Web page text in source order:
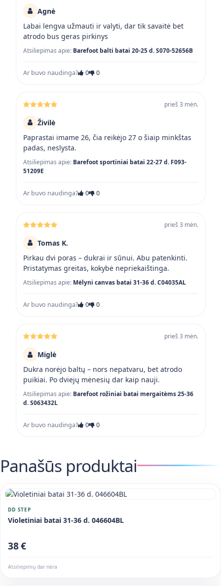
Agnė
Labai lengva užmauti ir valyti, dar tik savaitė bet
atrodo bus geras pirkinys
Atsiliepimas apie: Barefoot balti batai 20-25 d. S070-52656B
Ar buvo naudinga? 0 0
prieš 3 mėn.
Živilė
Paprastai imame 26, čia reikėjo 27 o šiaip minkštas
padas, neslysta.
Atsiliepimas apie: Barefoot sportiniai batai 22-27 d. F093-
51209E
Ar buvo naudinga? 0 0
prieš 3 mėn.
Tomas K.
Pirkau dvi poras – dukrai ir sūnui. Abu patenkinti.
Pristatymas greitas, kokybė nepriekaištinga.
Atsiliepimas apie: Mėlyni canvas batai 31-36 d. C04035AL
Ar buvo naudinga? 0 0
prieš 3 mėn.
Miglė
Dukra norėjo baltų – nors nepatvaru, bet atrodo
puikiai. Po dviejų mėnesių dar kaip nauji.
Atsiliepimas apie: Barefoot rožiniai batai mergaitėms 25-36
d. S063432L
Ar buvo naudinga? 0 0
Panašūs produktai
DD STEP
Violetiniai batai 31-36 d. 046604BL
38 €
Atsiliepimų dar nėra